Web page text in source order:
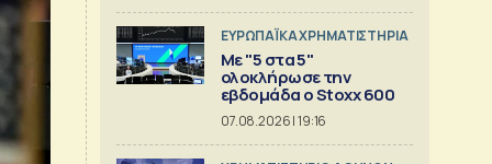
ΕΥΡΩΠΑΪΚΑ ΧΡΗΜΑΤΙΣΤΗΡΙΑ
Με "5 στα 5"
ολοκλήρωσε την
εβδομάδα ο Stoxx 600
07.08.2026 | 19:16